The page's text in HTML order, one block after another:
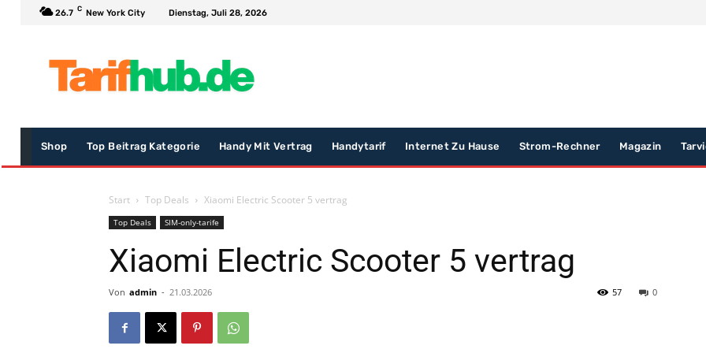
26.7 C New York City Dienstag, Juli 28, 2026
Shop Top Beitrag Kategorie Handy Mit Vertrag Handytarif Internet Zu Hause Strom-Rechner Magazin
Start Top Deals Xiaomi Electric Scooter 5 vertrag
Top Deals SIM-only-tarife
Xiaomi Electric Scooter 5 vertrag
Von admin - 21.03.2026 0
57